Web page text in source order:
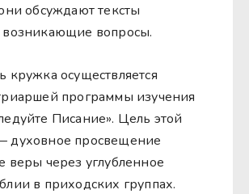
обсуждают тексты
вопросы.
кружка осуществляется
программы изучения
Писание». Цель этой
духовное просвещение
веры через углубленное
в приходских группах.